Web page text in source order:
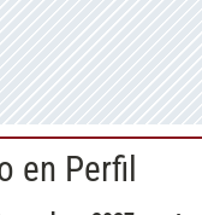
en Perfil